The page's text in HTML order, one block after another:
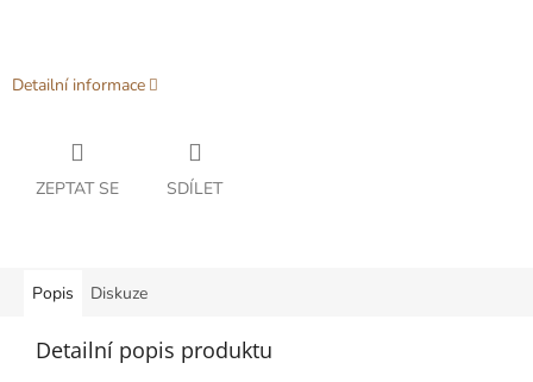
Detailní informace
ZEPTAT SE SDÍLET
Popis Diskuze
Detailní popis produktu